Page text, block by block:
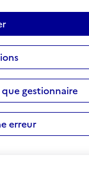
gestionnaire
erreur